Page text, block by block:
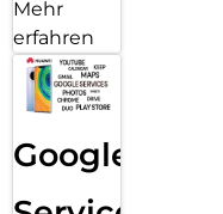
Mehr
erfahren
Google